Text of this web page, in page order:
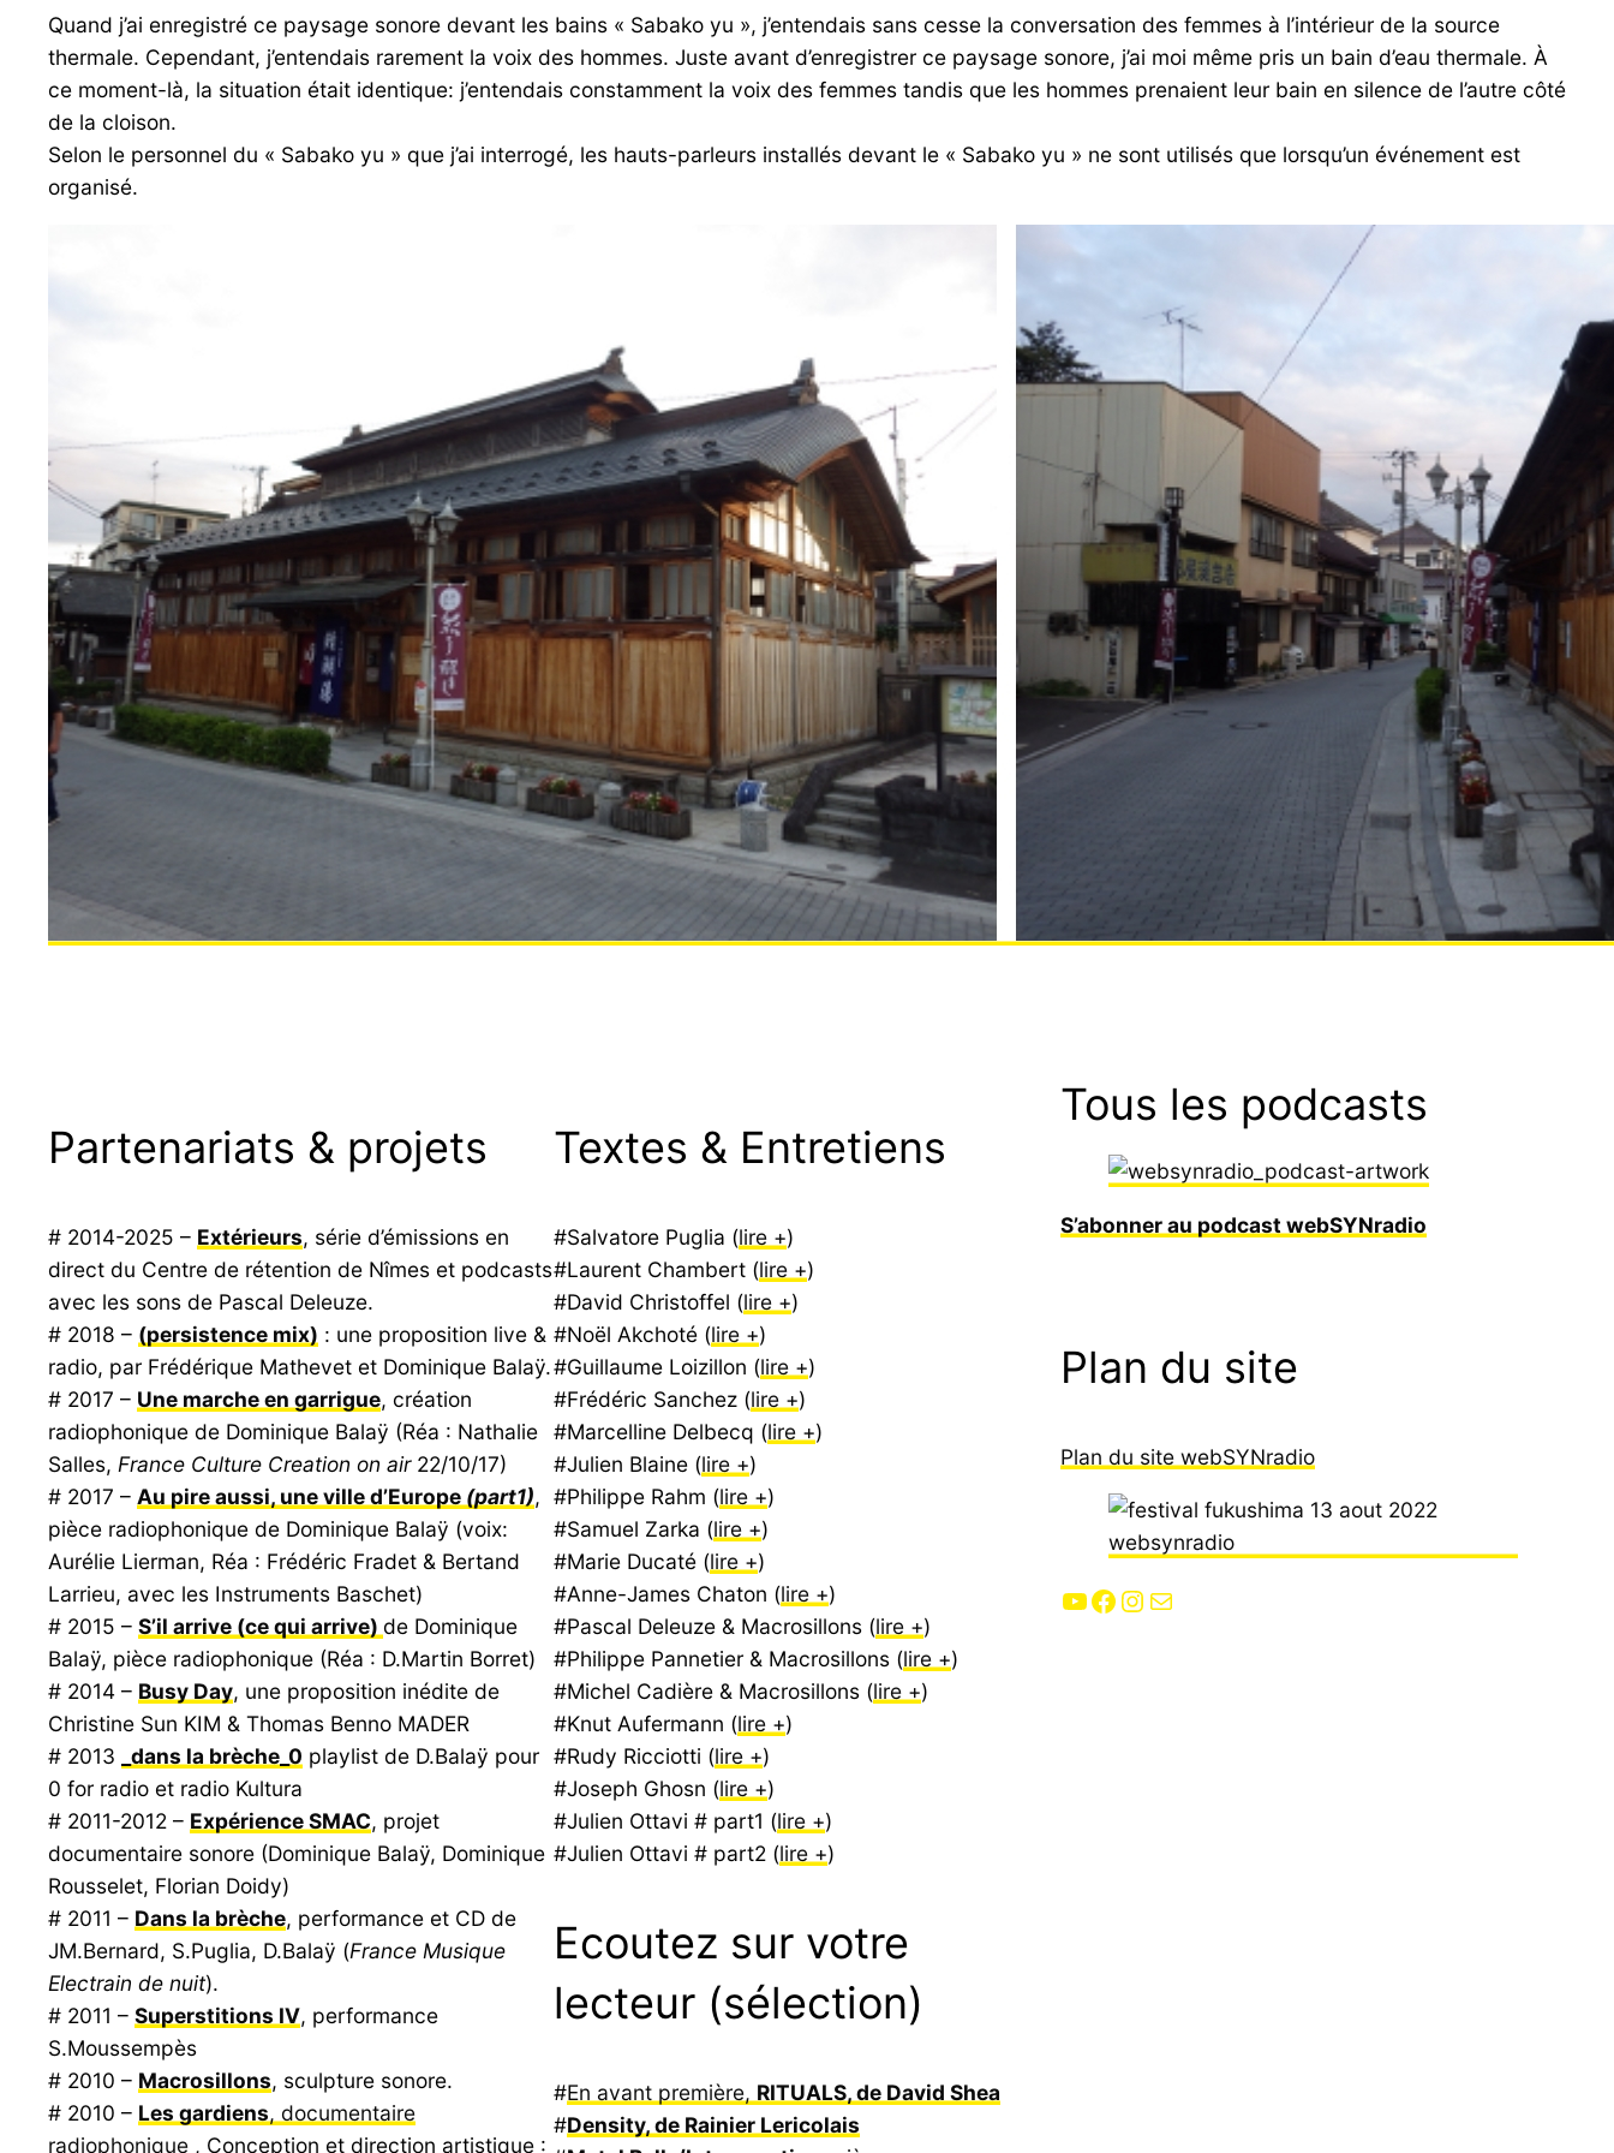
haut/bas
pour
augmenter
diminuer
Quand j’ai enregistré ce paysage sonore devant les bains « Sabako yu », j’entendais sans cesse la conversation des femmes à l’intérieur de la source
thermale. Cependant, j’entendais rarement la voix des hommes. Juste avant d’enregistrer ce paysage sonore, j’ai moi même pris un bain d’eau thermale. À
ce moment-là, la situation était identique: j’entendais constamment la voix des femmes tandis que les hommes prenaient leur bain en silence de l’autre côté
de la cloison.
Selon le personnel du « Sabako yu » que j’ai interrogé, les hauts-parleurs installés devant le « Sabako yu » ne sont utilisés que lorsqu’un événement est
organisé.
Partenariats & projets
# 2014-2025 – Extérieurs, série d’émissions en
direct du Centre de rétention de Nîmes et podcasts
avec les sons de Pascal Deleuze.
# 2018 – (persistence mix) : une proposition live &
radio, par Frédérique Mathevet et Dominique Balaÿ.
# 2017 – Une marche en garrigue, création
radiophonique de Dominique Balaÿ (Réa : Nathalie
Salles, France Culture Creation on air22/10/17)
# 2017 – Au pire aussi, une ville d’Europe (part1),
pièce radiophonique de Dominique Balaÿ (voix:
Aurélie Lierman, Réa : Frédéric Fradet & Bertand
Larrieu, avec les Instruments Baschet)
# 2015 – S’il arrive (ce qui arrive) de Dominique
Balaÿ, pièce radiophonique (Réa : D.Martin Borret)
# 2014 – Busy Day, une proposition inédite de
Christine Sun KIM & Thomas Benno MADER
# 2013
_dans la brèche_0 playlist de D.Balaÿ pour
0 for radio et radio Kultura
# 2011-2012 – Expérience SMAC, projet
documentaire sonore (Dominique Balaÿ, Dominique
Rousselet, Florian Doidy)
# 2011 – Dans la brèche, performance et CD de
JM.Bernard, S.Puglia, D.Balaÿ (France Musique
Electrain de nuit).
# 2011 – Superstitions IV, performance
S.Moussempès
# 2010 – Macrosillons, sculpture sonore.
# 2010 – Les gardiens, documentaire
radiophonique , Conception et direction artistique :
Textes & Entretiens
#Salvatore Puglia (lire +)
#Laurent Chambert (lire +)
#David Christoffel (lire +)
#Noël Akchoté (lire +)
#Guillaume Loizillon (lire +)
#Frédéric Sanchez (lire +)
#Marcelline Delbecq (lire +)
#Julien Blaine (lire +)
#Philippe Rahm (lire +)
#Samuel Zarka (lire +)
#Marie Ducaté (lire +)
#Anne-James Chaton (lire +)
#Pascal Deleuze & Macrosillons (lire +)
#Philippe Pannetier & Macrosillons (lire +)
#Michel Cadière & Macrosillons (lire +)
#Knut Aufermann (lire +)
#Rudy Ricciotti (lire +)
#Joseph Ghosn (lire +)
#Julien Ottavi # part1 (lire +)
#Julien Ottavi # part2 (lire +)
Ecoutez sur votre
lecteur (sélection)
#En avant première, RITUALS, de David Shea
#Density, de Rainier Lericolais
Tous les podcasts
S’abonner au podcast webSYNradio
Plan du site
Plan du site webSYNradio
YouTube Facebook Instagram E-mail